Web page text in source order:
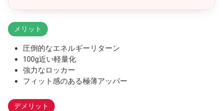
メリット
圧倒的なエネルギーリターン
100g近い軽量化
強力なロッカー
フィット感のある極薄アッパー
デメリット